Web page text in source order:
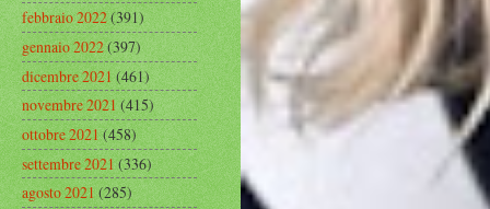
febbraio 2022(391)
gennaio 2022(397)
dicembre 2021(461)
novembre 2021(415)
ottobre 2021(458)
settembre 2021(336)
agosto 2021(285)